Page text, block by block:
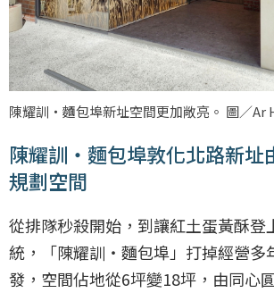
陳耀訓・麵包埠新址空間更加敞亮。 圖／Ar
陳耀訓・麵包埠敦化北路新址
規劃空間
從排隊秒殺開始，到讓紅土蛋黃酥登
統，「陳耀訓・麵包埠」打掉經營多
發，空間佔地從6坪變18坪，由同心